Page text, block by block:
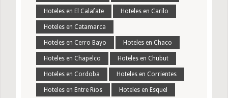
Hoteles en El Calafate Hoteles en Carilo
Hoteles en Catamarca
Hoteles en Cerro Bayo Hoteles en Chaco
Hoteles en Chapelco Hoteles en Chubut
Hoteles en Cordoba Hoteles en Corrientes
Hoteles en Entre Rios Hoteles en Esquel